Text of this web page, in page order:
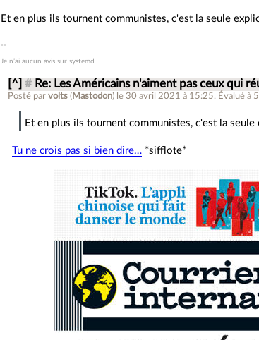
Et en plus ils tournent communistes, c'est la seule
Je n’ai aucun avis sur systemd
[^] # Re: Les Américains n'aiment pas ceux qui
Posté parvolts ( Mastodon) le 30 avril 2021 à 15:25. Évalué à 5
Et en plus ils tournent communistes, c'est la
Tu ne crois pas si bien dire… *sifflote*